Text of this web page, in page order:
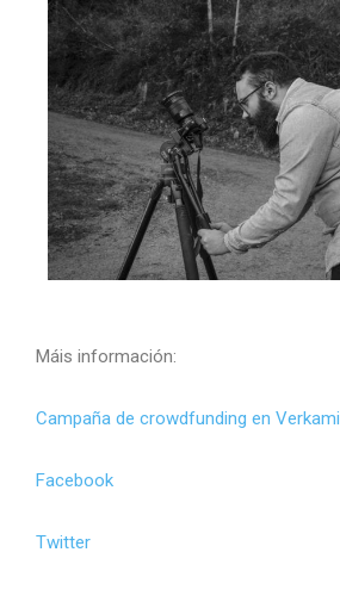
Máis información:
Campaña de crowdfunding en Verkami
Facebook
Twitter